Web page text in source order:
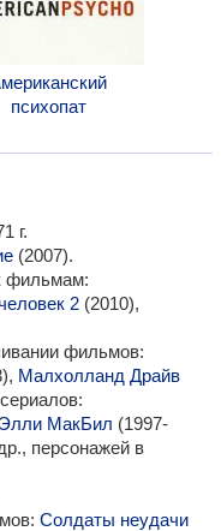
психопат
г.
(2007).
фильмам:
2 (2010),
фильмов:
Малхолланд Драйв
Элли МакБил (1997-
персонажей в
Солдаты неудачи